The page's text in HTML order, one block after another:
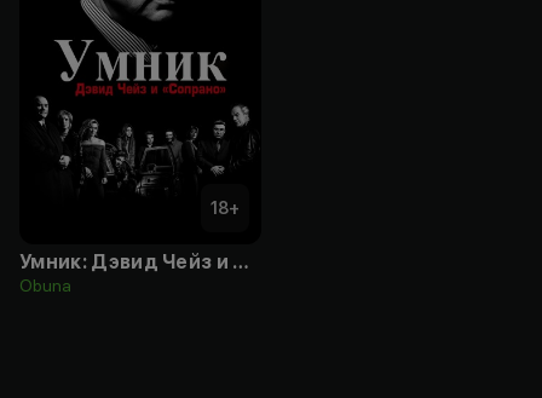
18+
Умник: Дэвид Чейз и «Сопрано»
Obuna